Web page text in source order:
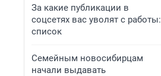
За какие публикации в
соцсетях вас уволят с работы:
список
Семейным новосибирцам
начали выдавать